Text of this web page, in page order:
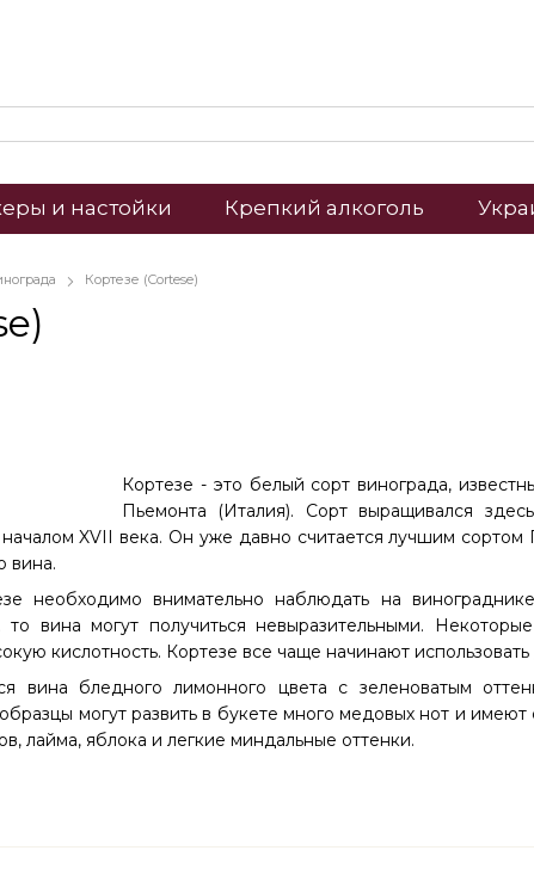
и настойки Крепкий алкоголь
Кортезе (Cortese)
Кортезе - это белый сорт винограда,
Пьемонта (Италия). Сорт выращивался
XVII века. Он уже давно считается лучшим сортом
вина.
необходимо внимательно наблюдать на
то вина могут получиться невыразительными.
кислотность. Кортезе все чаще начинают
вина бледного лимонного цвета с зеленоватым
могут развить в букете много медовых нот и
лайма, яблока и легкие миндальные оттенки.